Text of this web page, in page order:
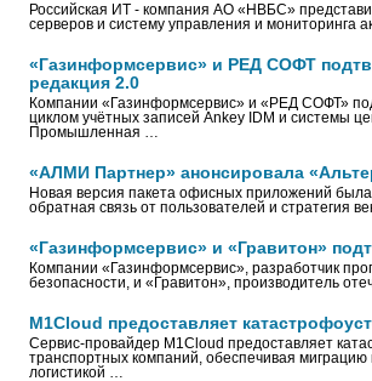
Российская ИТ - компания АО «НВБС»
серверов и систему управления и мониторинга
«Газинформсервис» и РЕД СОФТ
редакция 2.0
Компании «Газинформсервис» и «РЕД СОФТ»
циклом учётных записей Ankey IDM и системы
Промышленная …
«АЛМИ Партнер» анонсировала
Новая версия пакета офисных приложений
обратная связь от пользователей и стратегия
«Газинформсервис» и «Гравитон»
Компании «Газинформсервис», разработчик
безопасности, и «Гравитон», производитель
M1Cloud предоставляет
Сервис-провайдер M1Cloud предоставляет
транспортных компаний, обеспечивая
логистикой …